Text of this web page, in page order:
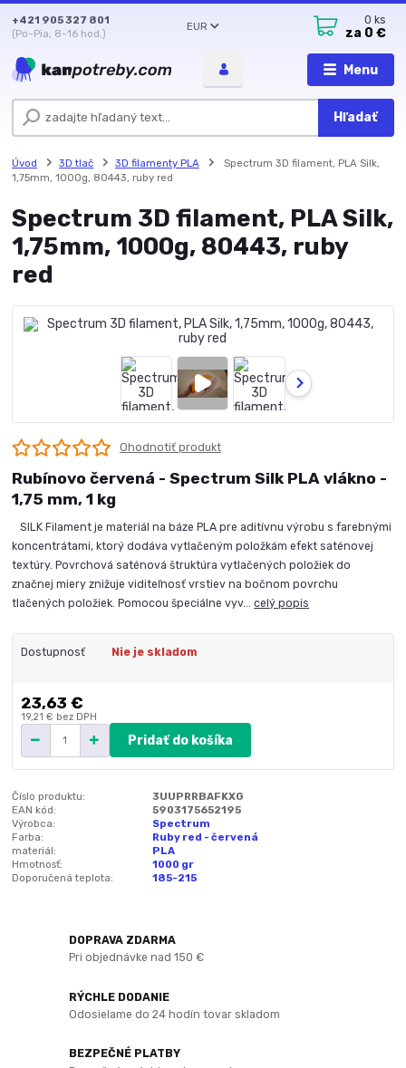
Menu
EUR
Hľadať
+421 905 327 801
(Po-Pia, 8-16 hod.)
0 ks
za 0 €
Úvod 3D tlač 3D filamenty PLA
Spectrum 3D filament, PLA Silk,
1,75mm, 1000g, 80443, ruby red
Spectrum 3D filament, PLA Silk,
1,75mm, 1000g, 80443, ruby
red
Ohodnotiť produkt
Rubínovo červená - Spectrum Silk PLA vlákno -
1,75 mm, 1 kg
SILK Filament je materiál na báze PLA pre aditívnu výrobu s farebnými
koncentrátami, ktorý dodáva vytlačeným položkám efekt saténovej
textúry. Povrchová saténová štruktúra vytlačených položiek do
značnej miery znižuje viditeľnosť vrstiev na bočnom povrchu
tlačených položiek. Pomocou špeciálne vyv...celý popis
Dostupnosť Nie je skladom
23,63 €
19,21 € bez DPH
Pridať do košíka
Číslo produktu:
3UUPRRBAFKXG
EAN kód:
5903175652195
Výrobca:
Spectrum
Farba:
Ruby red - červená
materiál:
PLA
Hmotnosť:
1000 gr
Doporučená teplota:
185-215
DOPRAVA ZDARMA
Pri objednávke nad 150 €
RÝCHLE DODANIE
Odosielame do 24 hodín tovar skladom
BEZPEČNÉ PLATBY